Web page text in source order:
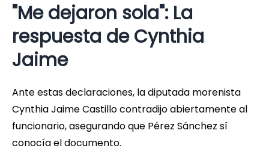
"Me dejaron sola": La
respuesta de Cynthia
Jaime
Ante estas declaraciones, la diputada morenista
Cynthia Jaime Castillo contradijo abiertamente al
funcionario, asegurando que Pérez Sánchez sí
conocía el documento.